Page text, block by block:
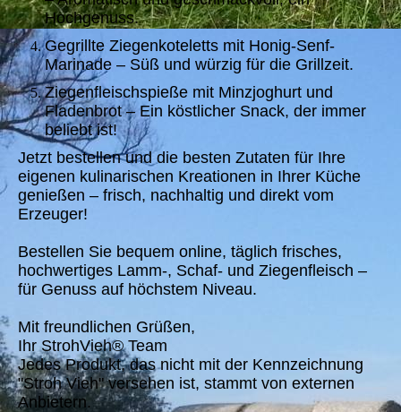
Hochgenuss.
Gegrillte Ziegenkoteletts mit Honig-Senf-
Marinade – Süß und würzig für die Grillzeit.
Ziegenfleischspieße mit Minzjoghurt und
Fladenbrot – Ein köstlicher Snack, der immer
beliebt ist!
Jetzt bestellen und die besten Zutaten für Ihre
eigenen kulinarischen Kreationen in Ihrer Küche
genießen – frisch, nachhaltig und direkt vom
Erzeuger!
Bestellen Sie bequem online, täglich frisches,
hochwertiges Lamm-, Schaf- und Ziegenfleisch –
für Genuss auf höchstem Niveau.
Mit freundlichen Grüßen,
Ihr StrohVieh® Team
Jedes Produkt, das nicht mit der Kennzeichnung
"Stroh Vieh" versehen ist, stammt von externen
Anbietern.